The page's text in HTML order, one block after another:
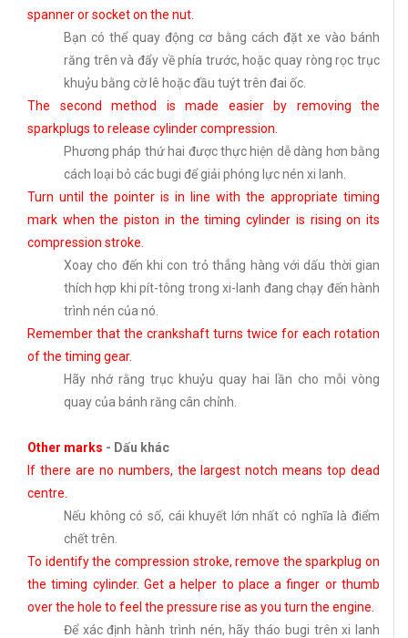
spanner or socket on the nut.
Bạn có thể quay động cơ bằng cách đặt xe vào bánh
răng trên và đẩy về phía trước, hoặc quay ròng rọc trục
khuỷu bằng cờ lê hoặc đầu tuýt trên đai ốc.
The second method is made easier by removing the
sparkplugs to release cylinder compression.
Phương pháp thứ hai được thực hiện dễ dàng hơn bằng
cách loại bỏ các bugi để giải phóng lực nén xi lanh.
Turn until the pointer is in line with the appropriate timing
mark when the piston in the timing cylinder is rising on its
compression stroke.
Xoay cho đến khi con trỏ thẳng hàng với dấu thời gian
thích hợp khi pít-tông trong xi-lanh đang chạy đến hành
trình nén của nó.
Remember that the crankshaft turns twice for each rotation
of the timing gear.
Hãy nhớ rằng trục khuỷu quay hai lần cho mỗi vòng
quay của bánh răng cân chỉnh.
Other marks - Dấu khác
If there are no numbers, the largest notch means top dead
centre.
Nếu không có số, cái khuyết lớn nhất có nghĩa là điểm
chết trên.
To identify the compression stroke, remove the sparkplug on
the timing cylinder. Get a helper to place a finger or thumb
over the hole to feel the pressure rise as you turn the engine.
Để xác định hành trình nén, hãy tháo bugi trên xi lanh